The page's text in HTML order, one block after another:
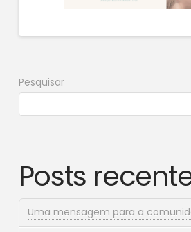
Pesquisar
Posts
Uma mensagem para a